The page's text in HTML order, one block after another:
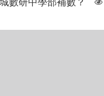
數研中學部補數？